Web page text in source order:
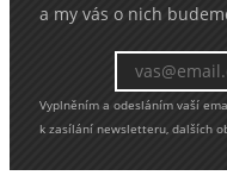
a my vás o nich
Vyplněním a odesláním vaší
k zasílání newsletteru, dalších